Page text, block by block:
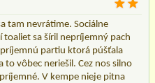
tam nevrátime. Sociálne
toaliet sa šíril nepríjemný pach
partiu ktorá púšťala
to vôbec neriešil. Cez nos silno
V kempe nieje pitna